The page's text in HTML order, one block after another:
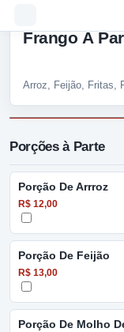
Frango À
Arroz, Feijão, Fritas,
Porções à Parte
Porção De Arrroz
R$ 12,00
Porção De Feijão
R$ 13,00
Porção De Molho